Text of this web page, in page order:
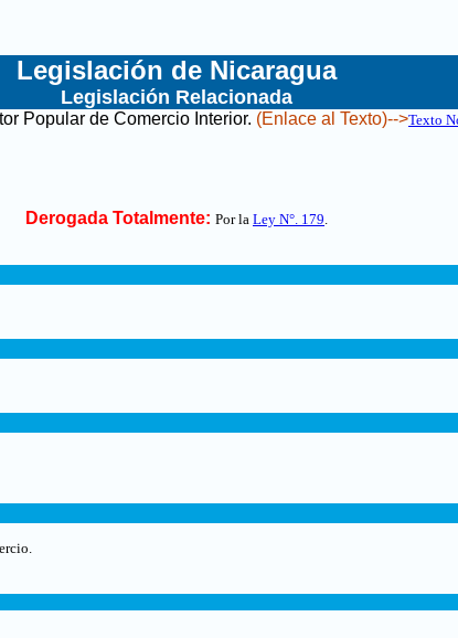
Legislación de Nicaragua
Legislación Relacionada
Popular de Comercio Interior. (Enlace al Texto)-->Texto
Derogada Totalmente: Por la Ley N°. 179.